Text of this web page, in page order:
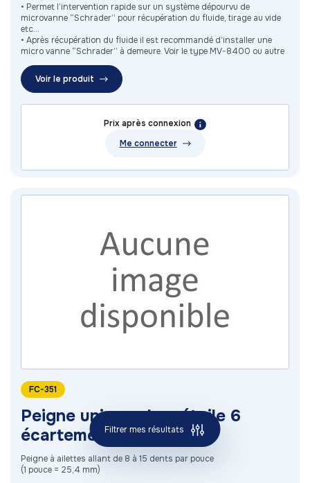
• Permet l’intervention rapide sur un système dépourvu de
microvanne “Schrader” pour récupération du fluide, tirage au vide
etc...
• Après récupération du fluide il est recommandé d’installer une
micro vanne “Schrader” à demeure. Voir le type MV-8400 ou autre
Voir le produit
Prix après connexion
Me connecter
FC-351
Peigne universel en étoile 6
écartements
Peigne à ailettes allant de 8 à 15 dents par pouce
(1 pouce = 25,4 mm)
Filtrer mes résultats